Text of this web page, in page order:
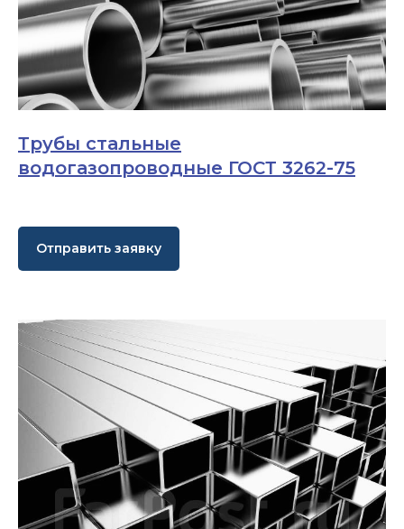
Трубы стальные
водогазопроводные ГОСТ 3262-75
Отправить заявку